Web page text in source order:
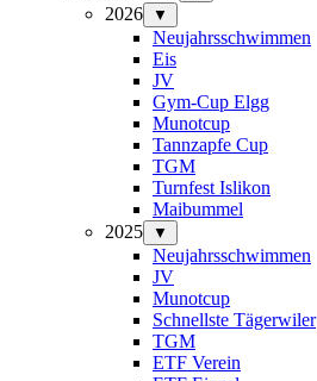
2026 ▼
Neujahrsschwimmen
Eis
JV
Gym-Cup Elgg
Munotcup
Tannzapfe Cup
TGM
Turnfest Islikon
Maibummel
2025
▼
Neujahrsschwimmen
JV
Munotcup
Schnellste Tägerwiler
TGM
ETF Verein